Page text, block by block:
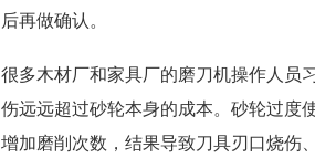
后再做确认。
很多木材厂和家具厂的磨刀机操作人员
伤远远超过砂轮本身的成本。砂轮过度
增加磨削次数，结果导致刀具刃口烧伤